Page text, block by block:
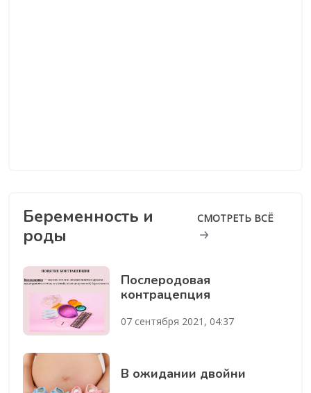
Беременность и
роды
СМОТРЕТЬ ВСЁ
Послеродовая
контрацепция
07 сентября 2021, 04:37
В ожидании двойни